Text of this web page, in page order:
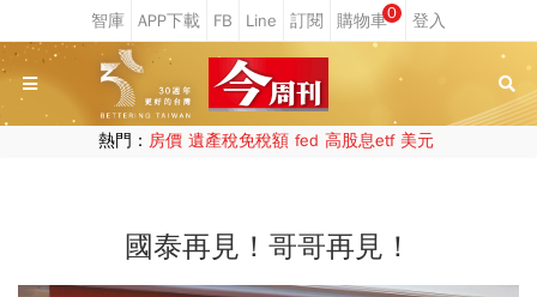
0
熱門： 房價 遺產稅免稅額 fed 高股息etf 美元
國泰再見！哥哥再見！